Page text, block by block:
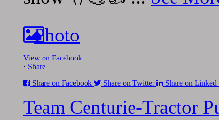
Photo
View on Facebook
· Share
Share on Facebook
Share on Twitter Share on Linked
Team Centurie-Tractor